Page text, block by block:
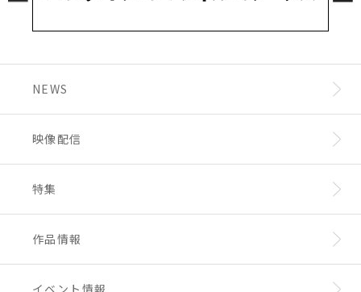
NEWS
映像配信
特集
作品情報